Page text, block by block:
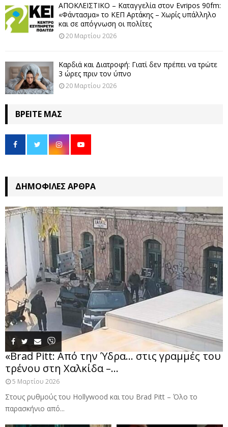
ΑΠΟΚΛΕΙΣΤΙΚΟ – Καταγγελία στον Evripos 90fm:
«Φάντασμα» το ΚΕΠ Αρτάκης – Χωρίς υπάλληλο
και σε απόγνωση οι πολίτες
20 Μαρτίου 2026
Καρδιά και Διατροφή: Γιατί δεν πρέπει να τρώτε
3 ώρες πριν τον ύπνο
20 Μαρτίου 2026
ΒΡΕΊΤΕ ΜΑΣ
ΔΗΜΟΦΙΛΈΣ ΆΡΘΡΑ
«Brad Pitt: Από την Ύδρα… στις γραμμές του
τρένου στη Χαλκίδα –...
5 Μαρτίου 2026
Στους ρυθμούς του Hollywood και του Brad Pitt – Όλο το
παρασκήνιο από...